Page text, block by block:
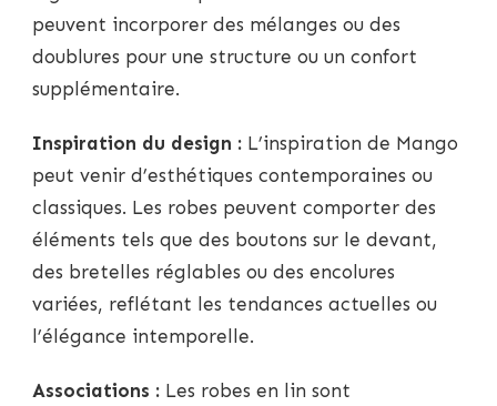
peuvent incorporer des mélanges ou des
doublures pour une structure ou un confort
supplémentaire.
Inspiration du design : L’inspiration de Mango
peut venir d’esthétiques contemporaines ou
classiques. Les robes peuvent comporter des
éléments tels que des boutons sur le devant,
des bretelles réglables ou des encolures
variées, reflétant les tendances actuelles ou
l’élégance intemporelle.
Associations : Les robes en lin sont